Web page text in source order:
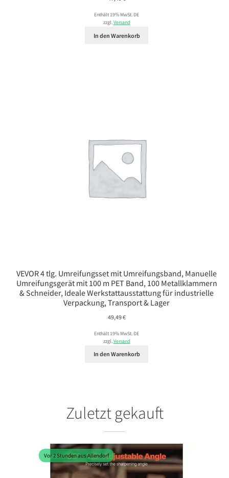
Enthält 19% MwSt. DE
zzgl.Versand
In den Warenkorb
VEVOR 4 tlg. Umreifungsset mit Umreifungsband, Manuelle
Umreifungsgerät mit 100 m PET Band, 100 Metallklammern
& Schneider, Ideale Werkstattausstattung für industrielle
Verpackung, Transport & Lager
49,49€
Enthält 19% MwSt. DE
zzgl.Versand
In den Warenkorb
Zuletzt gekauft
Vor 2 Stunden aus Allendorf